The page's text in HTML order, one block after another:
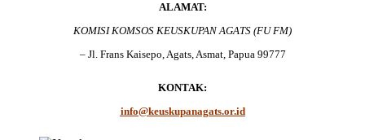
ALAMAT:
KOMISI KOMSOS KEUSKUPAN AGATS (FU FM)
– Jl. Frans Kaisepo, Agats, Asmat, Papua 99777
KONTAK:
info@keuskupanagats.or.id